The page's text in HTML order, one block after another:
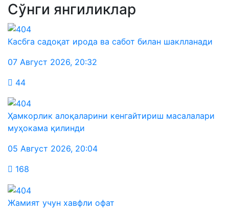
Сўнги янгиликлар
Касбга садоқат ирода ва сабот билан шаклланади
07 Август 2026, 20:32
44
Ҳамкорлик алоқаларини кенгайтириш масалалари
муҳокама қилинди
05 Август 2026, 20:04
168
Жамият учун хавфли офат